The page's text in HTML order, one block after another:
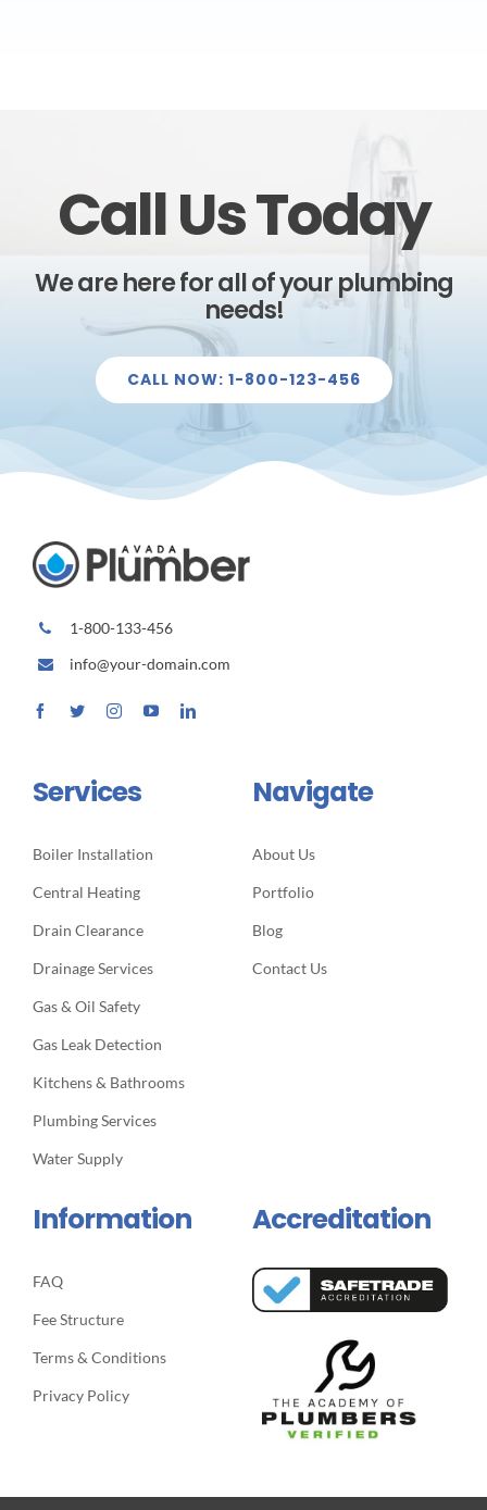
Call Us Today
We are here for all of your plumbing
needs!
CALL NOW: 1-800-123-456
1-800-133-456
info@your-domain.com
Services
Boiler Installation
Central Heating
Drain Clearance
Drainage Services
Gas & Oil Safety
Gas Leak Detection
Kitchens & Bathrooms
Plumbing Services
Water Supply
Navigate
About Us
Portfolio
Blog
Contact Us
Information
FAQ
Fee Structure
Terms & Conditions
Privacy Policy
Accreditation